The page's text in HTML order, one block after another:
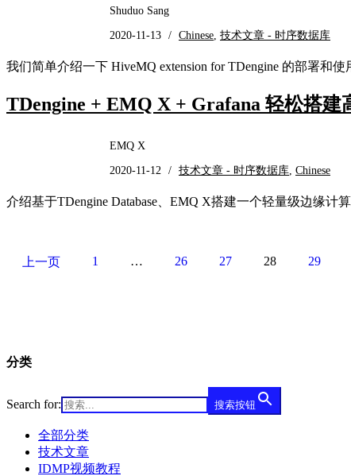
Shuduo Sang
2020-11-13 / Chinese 技术文章 - 时序数据库
我们简单介绍一下 HiveMQ extension for TDengine 的部署和使
TDengine + EMQ X + Grafana 轻松搭
EMQ X
2020-11-12 / 技术文章 - 时序数据库 Chinese
介绍基于TDengine Database、EMQ X搭建一个轻量级边缘计
上一页 1 … 26 27 28 29
分类
Search for: 搜索按钮
全部分类
技术文章
IDMP视频教程